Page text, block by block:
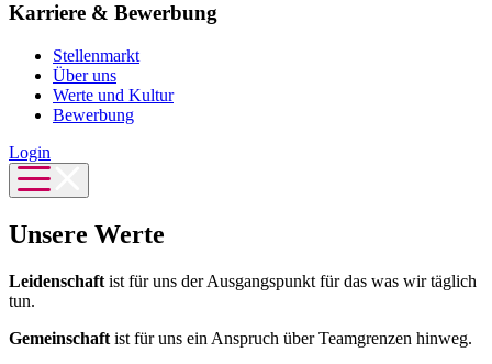
Karriere & Bewerbung
Stellenmarkt
Über uns
Werte und Kultur
Bewerbung
Login
Unsere Werte
Leidenschaft ist für uns der Ausgangspunkt für das was wir täglich
tun.
Gemeinschaft ist für uns ein Anspruch über Teamgrenzen hinweg.